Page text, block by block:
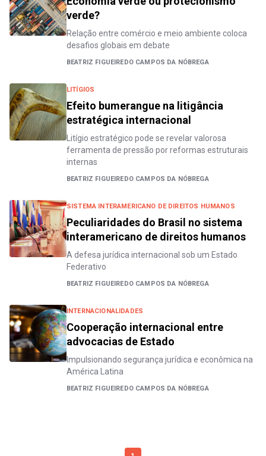
verde?
Relação entre comércio e meio ambiente coloca
desafios globais em debate
BEATRIZ FIGUEIREDO CAMPOS DA NÓBREGA
LITÍGIOS
Efeito bumerangue na litigância
estratégica internacional
Litígio estratégico pode se revelar valorosa
ferramenta de pressão por reformas estruturais
internas
BEATRIZ FIGUEIREDO CAMPOS DA NÓBREGA
SISTEMA INTERAMERICANO DE DIREITOS HUMANOS
Peculiaridades do Brasil no sistema
interamericano de direitos humanos
A defesa jurídica internacional sob um Estado
Federativo
BEATRIZ FIGUEIREDO CAMPOS DA NÓBREGA
INTERNACIONALIDADES
Cooperação internacional entre
advocacias de Estado
Impulsionando segurança jurídica e econômica na
América Latina
BEATRIZ FIGUEIREDO CAMPOS DA NÓBREGA